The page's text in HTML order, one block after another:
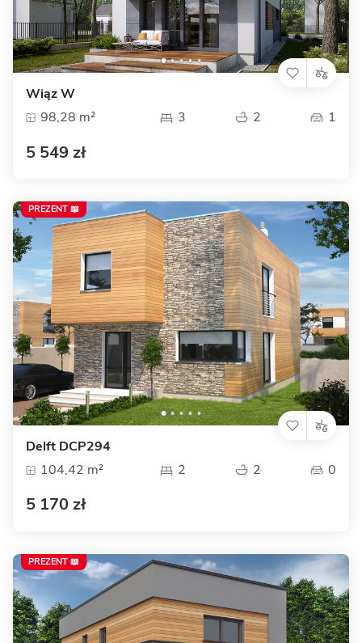
Wiąz W
98,28 m²
3 2 1
5 549 zł
Delft DCP294
104,42 m²
2 2 0
5 170 zł
PREZENT 📖
PREZENT 📖